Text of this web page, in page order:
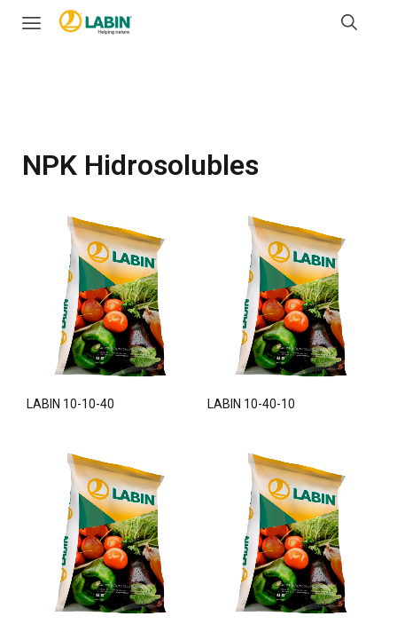
NPK Hidrosolubles
LABIN 10-10-40 LABIN 10-40-10